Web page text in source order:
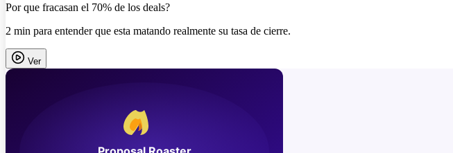
Por que fracasan el 70% de los deals?
2 min para entender que esta matando realmente su tasa de cierre.
Ver